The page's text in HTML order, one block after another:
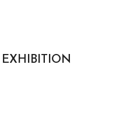
EXHIBITION